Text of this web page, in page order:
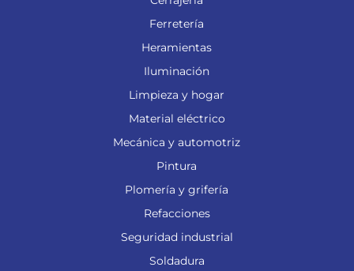
Ferretería
Heramientas
Iluminación
Limpieza y hogar
Material eléctrico
Mecánica y automotriz
Pintura
Plomería y grifería
Refacciones
Seguridad industrial
Soldadura